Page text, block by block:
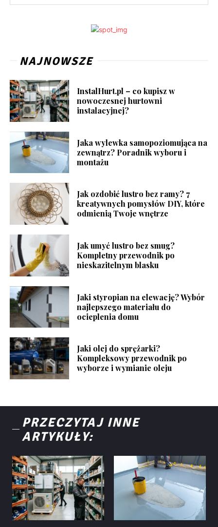
NAJNOWSZE
InstalHurt.pl – co kupisz w
nowoczesnej hurtowni
instalacyjnej?
Jaka wylewka samopoziomująca na
zewnątrz? Poradnik wyboru i
montażu
Jak ozdobić lustro bez ramy? 7
kreatywnych pomysłów DIY, które
odmienią Twoje wnętrze
Jak umyć lustro bez smug?
Kompletny przewodnik po
nieskazitelnym blasku
Jaki styropian na elewację? Wybór
najlepszego materiału do
ocieplenia domu
Jaki olej do sprężarki?
Kompleksowy przewodnik po
wyborze i wymianie oleju
PRZECZYTAJ INNE
ARTYKUŁY: